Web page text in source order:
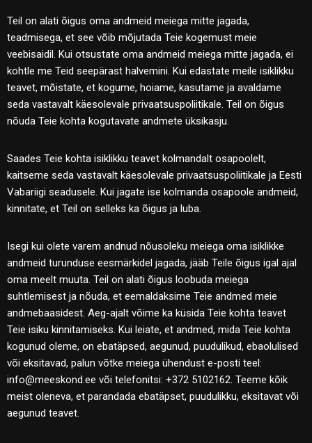
Teil on alati õigus oma andmeid meiega mitte jagada,
teadmisega, et see võib mõjutada Teie kogemust meie
veebisaidil. Kui otsustate oma andmeid meiega mitte jagada, ei
kohtle me Teid seepärast halvemini. Kui edastate meile isiklikku
teavet, mõistate, et kogume, hoiame, kasutame ja avaldame
seda vastavalt käesolevale privaatsuspoliitikale. Teil on õigus
nõuda Teie kohta kogutavate andmete üksikasju.
Saades Teie kohta isiklikku teavet kolmandalt osapoolelt,
kaitseme seda vastavalt käesolevale privaatsuspoliitikale ja Eesti
Vabariigi seadusele. Kui jagate ise kolmanda osapoole andmeid,
kinnitate, et Teil on selleks ka õigus ja luba.
Isegi kui olete varem andnud nõusoleku meiega oma isiklikke
andmeid turunduse eesmärkidel jagada, jääb Teile õigus igal ajal
oma meelt muuta. Teil on alati õigus loobuda meiega
suhtlemisest ja nõuda, et eemaldaksime Teie andmed meie
andmebaasidest. Aeg-ajalt võime ka küsida Teie kohta teavet
Teie isiku kinnitamiseks. Kui leiate, et andmed, mida Teie kohta
kogunud oleme, on ebatäpsed, aegunud, puudulikud, ebaolulised
või eksitavad, palun võtke meiega ühendust e-posti teel:
info@meeskond.ee või telefonitsi: +372 5102162. Teeme kõik
meist oleneva, et parandada ebatäpset, puudulikku, eksitavat või
aegunud teavet.